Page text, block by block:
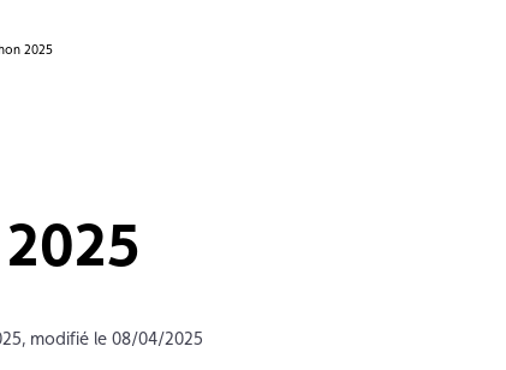
2025
modifié le 08/04/2025